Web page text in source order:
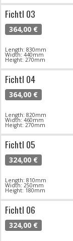
Fichtl 03
364,00 €
Length: 830mm
Width: 440mm
Height: 270mm
Fichtl 04
364,00 €
Length: 820mm
Width: 460mm
Height: 270mm
Fichtl 05
324,00 €
Length: 810mm
Width: 250mm
Height: 180mm
Fichtl 06
324,00 €